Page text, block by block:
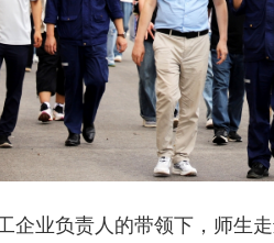
企业负责人的带领下，师生